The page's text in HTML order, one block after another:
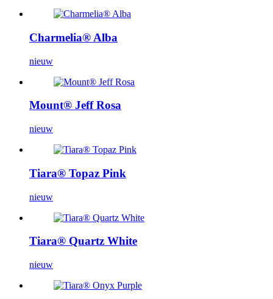
Charmelia® Alba
nieuw
Mount® Jeff Rosa
nieuw
Tiara® Topaz Pink
nieuw
Tiara® Quartz White
nieuw